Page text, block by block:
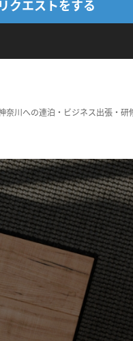
クエストをする
川への連泊・ビジネス出張・